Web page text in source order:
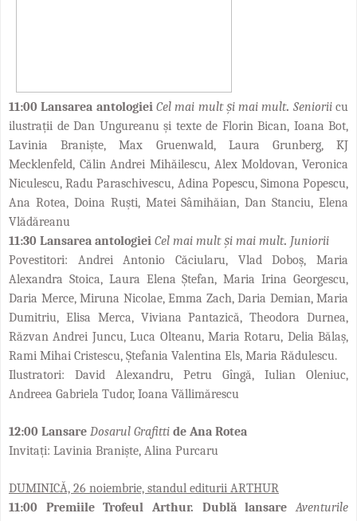
11:00 Lansarea antologiei Cel mai mult și mai mult. Senioriicu
ilustrații de Dan Ungureanu și texte de Florin Bican, Ioana Bot,
Lavinia Braniște, Max Gruenwald, Laura Grunberg, KJ
Mecklenfeld, Călin Andrei Mihăilescu, Alex Moldovan, Veronica
Niculescu, Radu Paraschivescu, Adina Popescu, Simona Popescu,
Ana Rotea, Doina Ruști, Matei Sâmihăian, Dan Stanciu, Elena
Vlădăreanu
11:30 Lansarea antologiei Cel mai mult și mai mult. Juniorii
Povestitori: Andrei Antonio Căciularu, Vlad Doboș, Maria
Alexandra Stoica, Laura Elena Ștefan, Maria Irina Georgescu,
Daria Merce, Miruna Nicolae, Emma Zach, Daria Demian, Maria
Dumitriu, Elisa Merca, Viviana Pantazică, Theodora Durnea,
Răzvan Andrei Juncu, Luca Olteanu, Maria Rotaru, Delia Bălaș,
Rami Mihai Cristescu, Ștefania Valentina Els, Maria Rădulescu.
Ilustratori: David Alexandru, Petru Gîngă, Iulian Oleniuc,
Andreea Gabriela Tudor, Ioana Văllimărescu
12:00 Lansare Dosarul Grafitti de Ana Rotea
Invitați: Lavinia Braniște, Alina Purcaru
DUMINICĂ, 26 noiembrie, standul editurii ARTHUR
11:00 Premiile Trofeul Arthur. Dublă lansareAventurile